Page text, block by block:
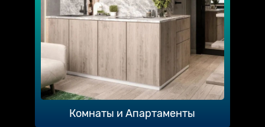
Комнаты и Апартаменты